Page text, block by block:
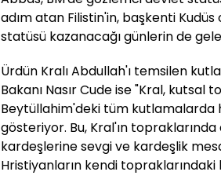
adım atan Filistin'in, başkenti Kudüs
statüsü kazanacağı günlerin de
Ürdün Kralı Abdullah'ı temsilen
Bakanı Nasır Cude ise "Kral, kutsal
Beytüllahim'deki tüm kutlamalarda
gösteriyor. Bu, Kral'ın
kardeşlerine sevgi ve kardeşlik
Hristiyanların kendi topraklarındaki